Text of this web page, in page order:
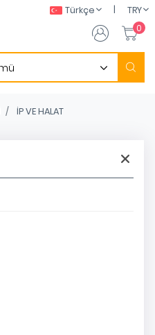
Türkçe |
TRY
0
İP VE HALAT